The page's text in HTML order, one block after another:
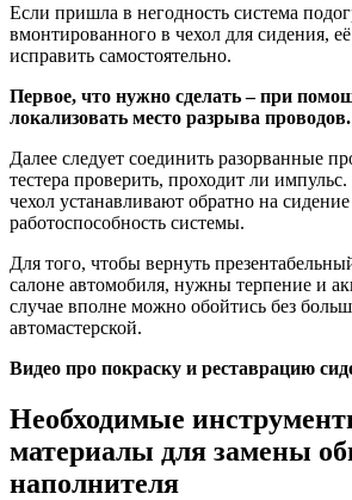
Если пришла в негодность система
вмонтированного в чехол для сидения,
исправить самостоятельно.
Первое, что нужно сделать – при
локализовать место разрыва проводов.
Далее следует соединить разорванные
тестера проверить, проходит ли
чехол устанавливают обратно на
работоспособность системы.
Для того, чтобы вернуть
салоне автомобиля, нужны терпение и
случае вполне можно обойтись без
автомастерской.
Видео про покраску и реставрацию
Необходимые
материалы для замены
наполнителя